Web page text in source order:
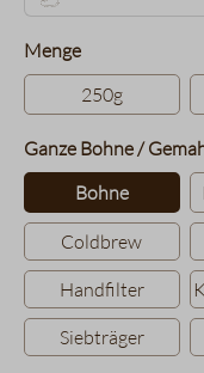
Mengeauswählen
250g
Ganze Bohne /
Bohne
Coldbrew
Handfilter
Siebträger